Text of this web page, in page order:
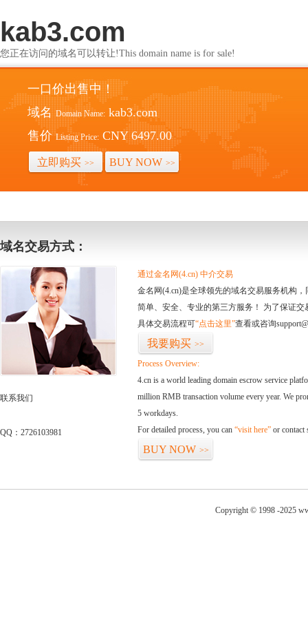
kab3.com
您正在访问的域名可以转让!This domain name is for sale!
一口价出售中！
域名 Domain Name: kab3.com
售价 Listing Price: CNY 6497.00
立即购买 >> BUY NOW >>
域名交易方式：
联系我们
QQ：2726103981
通过金名网(4.cn) 中介交易
金名网(4.cn)是全球领先的域名交易服务机构
简单、安全、专业的第三方服务！ 为了保证
具体交易流程可“点击这里”查看或咨询
我要购买 >>
Process Overview:
4.cn is a world leading domain escrow service
million RMB transaction volume every year. We
5 workdays.
For detailed process, you can “visit here” or contact
BUY NOW >>
Copyright © 1998 -2025